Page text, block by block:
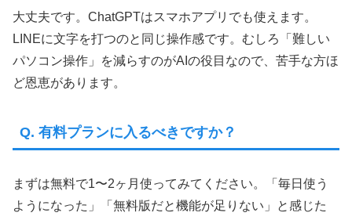
大丈夫です。ChatGPTはスマホアプリでも使えます。
LINEに文字を打つのと同じ操作感です。むしろ「難しい
パソコン操作」を減らすのがAIの役目なので、苦手な方ほ
ど恩恵があります。
Q. 有料プランに入るべきですか？
まずは無料で1〜2ヶ月使ってみてください。「毎日使う
ようになった」「無料版だと機能が足りない」と感じた